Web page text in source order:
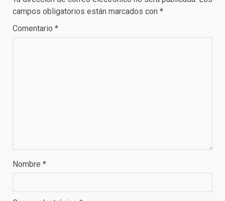
campos obligatorios están marcados con *
Comentario *
Nombre *